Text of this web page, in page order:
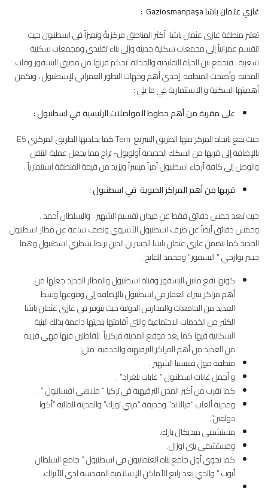
غازي عثمان باشا
تعتبر منطقة غازي عثمان باشا أكثر المناطق مركزيةً وتميزاً في اسطنبول حيث
تنقسم عمرانياً إلى مجمعات سكنية حديثة وإلى بناء تقليدي ومجمعات سكنية
شعبية ، فتجمع بين الحياة التقليدية والحداثة، بحكم قربها من مضيق البسفور وقلب
المدنية وأصبحت المنطقة إحدى أهم وجهات التطور العمراني لإسطنبول ، وتكمن
أهميتها السكنية و الاستثمارية في ما يلي :
على مقربة من أهم خطوط المواصلات الرئيسية في اسطنبول:
حيث يقع باتجاه المركز منها الطريق السريع Tem كما يحاذيها الطريق المركزي E5
بالإضافة إلى قربها من السكك الحديدية أولويول- بَراج مما يجعل عملية التنقل
والوصل إلى كافة أرجاء اسطنبول أمراً ميسراً ويزيد من قيمة المنطقة استثمارياً .
قربها من أهم المراكز الحيوية في اسطنبول:
حيث تبعد خمس دقائق فقط عن ميدان تقسيم الشهير ، والسلطان أحمد .
وخمس دقائق أيضاً عن طرف اسطنبول الآسيوي ونصف ساعة عن مطار اسطنبول
الجديد كما تتضمن غازي عثمان باشا الجسرين الذين يربطا شطري اسطنبول وهما
جسر بوازجي ” البسفور” ومحمد الفاتح .
كونها تقع مابين البسفور وقناة اسطنبول والمطار الجديد جعلها من
أهم مراكز شراء العقار في اسطنبول بالإضافة إلى وقوعها وسط
العديد من الجامعات والمدارس الدولية حيث يتوفر في غازي عثمان باشا
الكثير من الخدمات الاجتماعية والتي أقامتها بلديتها داعمة بذلك البنية
السكانية فيها كما يعد موقع المدينة مركزياً للقاطنين فيها فهي قريبه
من العديد من أهم المراكز الترفيهية والخدمية مثل:
منطقة مول فينيسيا الشهير .
و أجمل غابات اسطنبول ” غابات بلغراد” .
كما تقرب من أكبر المدن الترفيهية في تركيا ” ملاهي افسانبول ” .
ومدينة ألعاب “فيالاند” وحديقة “ميني تورك” والمدينة المائية “أكوا
دولفين”.
مستشفى ميديكال بارك.
ومستشفى يني اوزال.
كما تحوي أول جامع بناه العثمانيون في اسطنبول ” جامع السلطان
أيوب ” والذي يعد رابع الأماكن الإسلامية المقدسة لدى الأتراك.